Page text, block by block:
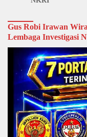
Gus Robi Irawan
Lembaga Investigasi
Video
Player